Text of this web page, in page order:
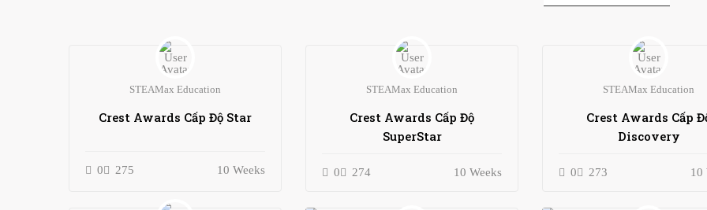
STEAMax Education
Crest Awards Cấp Độ Star
0 275 10 Weeks
STEAMax Education
Crest Awards Cấp Độ
SuperStar
0 274 10 Weeks
STEAMax Education
Crest Awards Cấp
Discovery
0 273 10